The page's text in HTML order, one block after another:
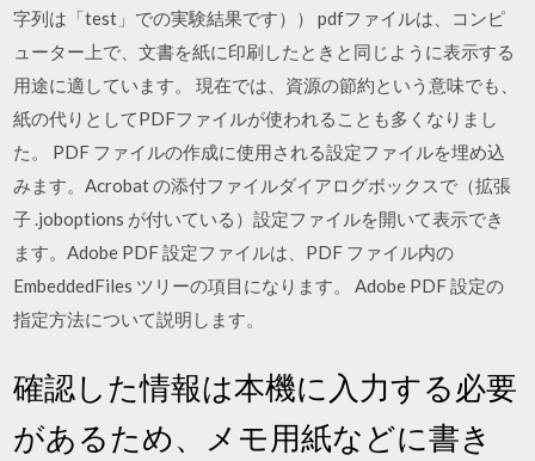
字列は「test」での実験結果です）） pdfファイルは、コンピ
ューター上で、文書を紙に印刷したときと同じように表示する
用途に適しています。 現在では、資源の節約という意味でも、
紙の代りとしてPDFファイルが使われることも多くなりまし
た。 PDF ファイルの作成に使用される設定ファイルを埋め込
みます。Acrobat の添付ファイルダイアログボックスで（拡張
子 .joboptions が付いている）設定ファイルを開いて表示でき
ます。Adobe PDF 設定ファイルは、PDF ファイル内の
EmbeddedFiles ツリーの項目になります。 Adobe PDF 設定の
指定方法について説明します。
確認した情報は本機に入力する必要
があるため、メモ用紙などに書き